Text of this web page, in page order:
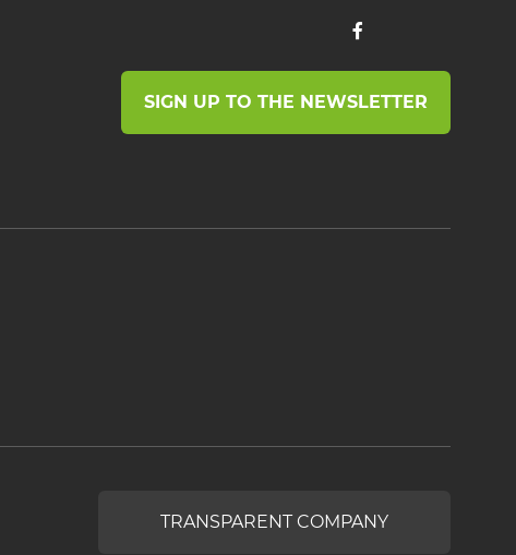
SIGN UP TO THE NEWSLETTER
TRANSPARENT COMPANY